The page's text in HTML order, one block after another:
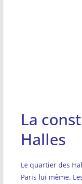
La
Halles
Le quartier des
Paris lui même.